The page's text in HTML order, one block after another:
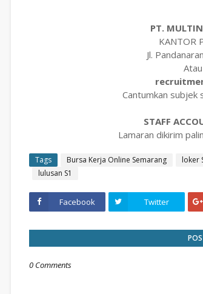
PT.
KANTOR
Jl.
Cantumkan
STAFF
Lamaran dikirim
Tags Bursa Kerja Online Semarang loker
lulusan S1
Facebook Twitter
0 Comments